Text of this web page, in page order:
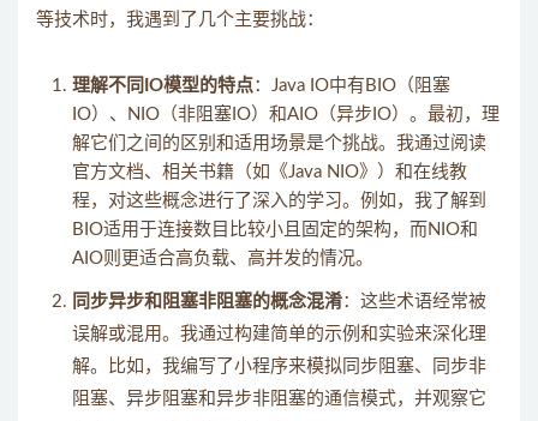
等技术时，我遇到了几个主要挑战：
理解不同IO模型的特点：Java IO中有BIO（阻塞
IO）、NIO（非阻塞IO）和AIO（异步IO）。最初，理
解它们之间的区别和适用场景是个挑战。我通过阅读
官方文档、相关书籍（如《Java NIO》）和在线教
程，对这些概念进行了深入的学习。例如，我了解到
BIO适用于连接数目比较小且固定的架构，而NIO和
AIO则更适合高负载、高并发的情况。
同步异步和阻塞非阻塞的概念混淆：这些术语经常被
误解或混用。我通过构建简单的示例和实验来深化理
解。比如，我编写了小程序来模拟同步阻塞、同步非
阻塞、异步阻塞和异步非阻塞的通信模式，并观察它